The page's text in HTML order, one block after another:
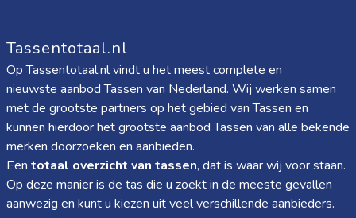
Tassentotaal.nl
Op Tassentotaal.nl vindt u het meest complete en
nieuwste aanbod Tassen van Nederland. Wij werken samen
met de grootste partners op het gebied van Tassen en
kunnen hierdoor het grootste aanbod Tassen van alle bekende
merken doorzoeken en aanbieden.
Een totaal overzicht van tassen, dat is waar wij voor staan.
Op deze manier is de tas die u zoekt in de meeste gevallen
aanwezig en kunt u kiezen uit veel verschillende aanbieders.